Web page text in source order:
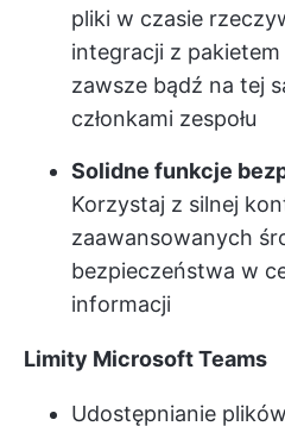
pliki w czasie
integracji z
zawsze bądź na tej
członkami zespołu
Solidne funkcje
Korzystaj z silnej
zaawansowanych
bezpieczeństwa w
informacji
Limity Microsoft Teams
Udostępnianie